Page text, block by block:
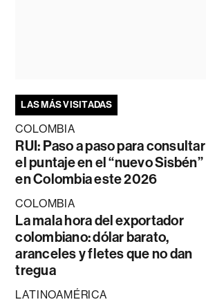
LAS MÁS VISITADAS
COLOMBIA
RUI: Paso a paso para consultar
el puntaje en el “nuevo Sisbén”
en Colombia este 2026
COLOMBIA
La mala hora del exportador
colombiano: dólar barato,
aranceles y fletes que no dan
tregua
LATINOAMÉRICA